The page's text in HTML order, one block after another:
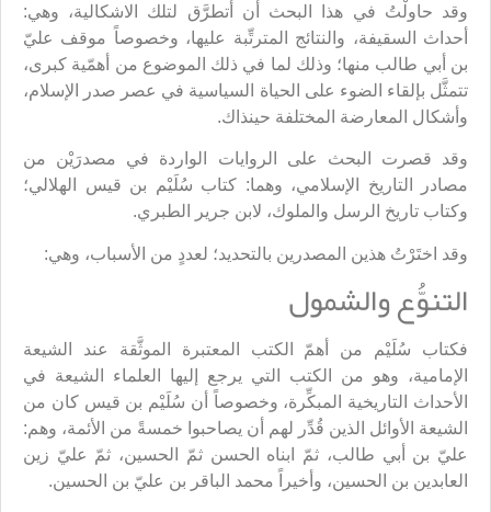
وقد حاولْتُ في هذا البحث أن أتطرَّق لتلك الاشكالية، وهي:
أحداث السقيفة، والنتائج المترتِّبة عليها، وخصوصاً موقف عليّ
بن أبي طالب منها؛ وذلك لما في ذلك الموضوع من أهمّية كبرى،
تتمثَّل بإلقاء الضوء على الحياة السياسية في عصر صدر الإسلام،
وأشكال المعارضة المختلفة حينذاك.
وقد قصرت البحث على الروايات الواردة في مصدرَيْن من
مصادر التاريخ الإسلامي، وهما: كتاب سُلَيْم بن قيس الهلالي؛
وكتاب تاريخ الرسل والملوك، لابن جرير الطبري.
وقد اختَرْتُ هذين المصدرين بالتحديد؛ لعددٍ من الأسباب، وهي:
التنوُّع والشمول
فكتاب سُلَيْم من أهمّ الكتب المعتبرة الموثَّقة عند الشيعة
الإمامية، وهو من الكتب التي يرجع إليها العلماء الشيعة في
الأحداث التاريخية المبكِّرة، وخصوصاً أن سُلَيْم بن قيس كان من
الشيعة الأوائل الذين قُدِّر لهم أن يصاحبوا خمسةً من الأئمة، وهم:
عليّ بن أبي طالب، ثمّ ابناه الحسن ثمّ الحسين، ثمّ عليّ زين
العابدين بن الحسين، وأخيراً محمد الباقر بن عليّ بن الحسين.